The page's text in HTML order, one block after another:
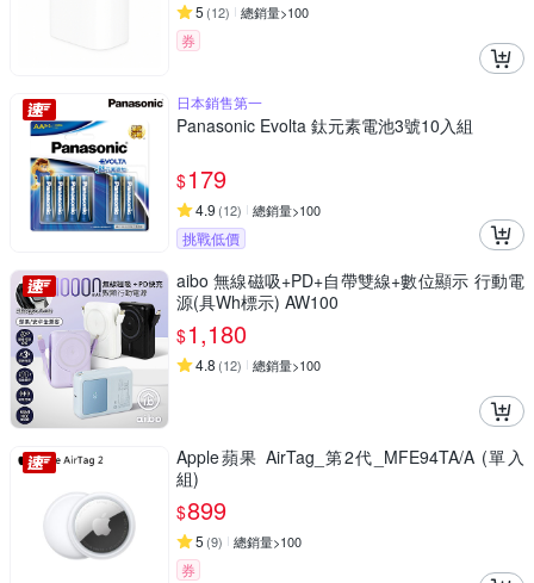
5 (12) 總銷量>100
券
日本銷售第一
Panasonic Evolta 鈦元素電池3號10入組
$179
4.9 (12) 總銷量>100
挑戰低價
aibo 無線磁吸+PD+自帶雙線+數位顯示 行動電
源(具Wh標示) AW100
$1,180
4.8 (12) 總銷量>100
Apple蘋果 AirTag_第2代_MFE94TA/A (單入
組)
$899
5 (9) 總銷量>100
券